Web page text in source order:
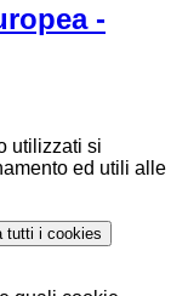
-
utilizzati si
ed utili alle
tutti i cookies